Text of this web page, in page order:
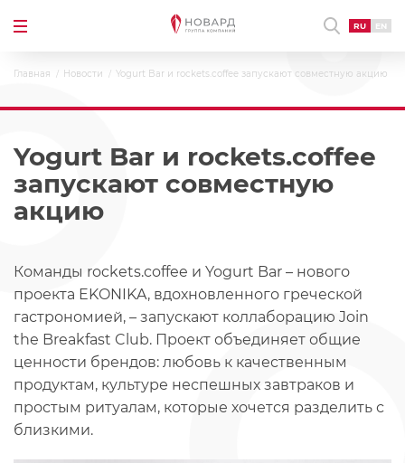
RU EN
Главная Новости Yogurt Bar и rockets.coffee запускают совместную акцию
Yogurt Bar и rockets.coffee
запускают совместную
акцию
Команды rockets.coffee и Yogurt Bar – нового
проекта EKONIKA, вдохновленного греческой
гастрономией, – запускают коллаборацию Join
the Breakfast Club. Проект объединяет общие
ценности брендов: любовь к качественным
продуктам, культуре неспешных завтраков и
простым ритуалам, которые хочется разделить с
близкими.